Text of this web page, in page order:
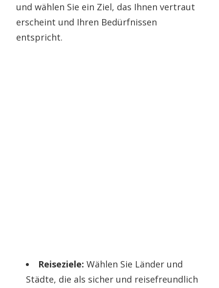
und wählen Sie ein Ziel, das Ihnen vertraut
erscheint und Ihren Bedürfnissen
entspricht.
Reiseziele: Wählen Sie Länder und
Städte, die als sicher und reisefreundlich